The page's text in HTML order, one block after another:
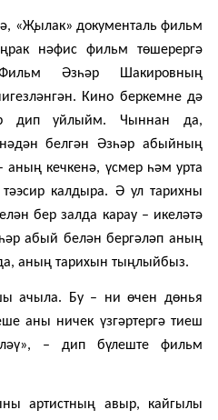
«Җылак» документаль фильм
нәфис фильм төшерергә
Әзһәр Шакировның
Кино беркемне дә
дип уйлыйм. Чыннан да,
белгән Әзһәр абыйның
аның кечкенә, үсмер һәм урта
калдыра. Ә ул тарихны
бер залда карау – икеләтә
абый белән бергәләп аның
аның тарихын тыңлыйбыз.
ачыла. Бу – ни өчен дөнья
аны ничек үзгәртергә тиеш
– дип бүлеште фильм
артистның авыр, кайгылы